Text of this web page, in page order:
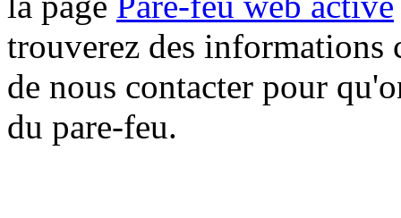
trouverez des informations
de nous contacter pour
du pare-feu.